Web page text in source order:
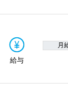
給与
月